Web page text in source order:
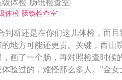
体检 肠镜检查室
判断还是在你们这儿体检，而
地方可能还更贵。关键，西山
，画了一个肠，再对照检查时候
验过的，难怪那么多人。”金女